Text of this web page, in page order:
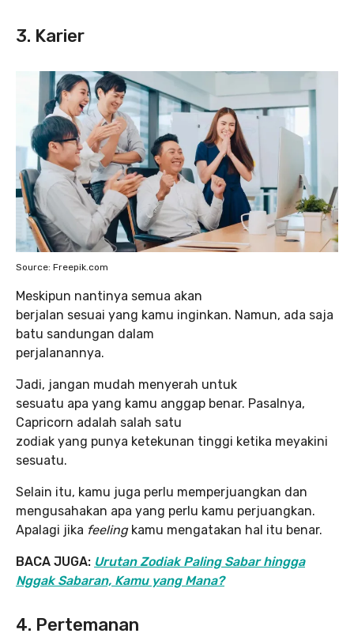
3. Karier
Source: Freepik.com
Meskipun nantinya semua akan
berjalan sesuai yang kamu inginkan. Namun, ada saja
batu sandungan dalam
perjalanannya.
Jadi, jangan mudah menyerah untuk
sesuatu apa yang kamu anggap benar. Pasalnya,
Capricorn adalah salah satu
zodiak yang punya ketekunan tinggi ketika meyakini
sesuatu.
Selain itu, kamu juga perlu memperjuangkan dan
mengusahakan apa yang perlu kamu perjuangkan.
Apalagi jika feelingkamu mengatakan hal itu benar.
BACA JUGA: Urutan Zodiak Paling Sabar hingga
Nggak Sabaran, Kamu yang Mana?
4. Pertemanan